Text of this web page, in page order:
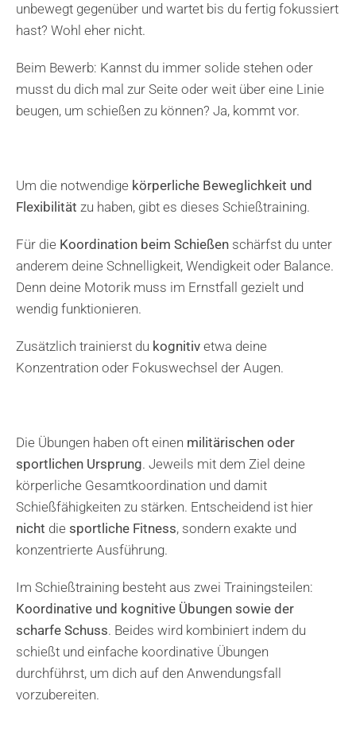
unbewegt gegenüber und wartet bis du fertig fokussiert
hast? Wohl eher nicht.
Beim Bewerb: Kannst du immer solide stehen oder
musst du dich mal zur Seite oder weit über eine Linie
beugen, um schießen zu können? Ja, kommt vor.
Um die notwendigekörperliche Beweglichkeit und
Flexibilität zu haben, gibt es dieses Schießtraining.
Für die Koordination beim Schießenschärfst du unter
anderem deine Schnelligkeit, Wendigkeit oder Balance.
Denn deine Motorik muss im Ernstfall gezielt und
wendig funktionieren.
Zusätzlich trainierst du kognitivetwa deine
Konzentration oder Fokuswechsel der Augen.
Die Übungen haben oft einen militärischen oder
sportlichen Ursprung. Jeweils mit dem Ziel deine
körperliche Gesamtkoordination und damit
Schießfähigkeiten zu stärken. Entscheidend ist hier
nicht die sportliche Fitness, sondern exakte und
konzentrierte Ausführung.
Im Schießtraining besteht aus zwei Trainingsteilen:
Koordinative und kognitive Übungen sowie der
scharfe Schuss. Beides wird kombiniert indem du
schießt und einfache koordinative Übungen
durchführst, um dich auf den Anwendungsfall
vorzubereiten.